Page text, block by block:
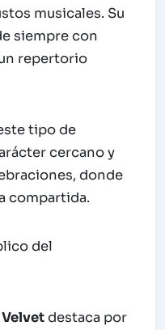
musicales. Su
siempre con
repertorio
tipo de
cercano y
donde
compartida.
del
destaca por